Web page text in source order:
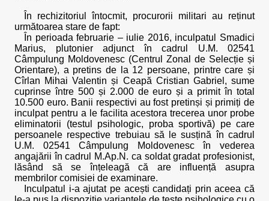
În rechizitoriul întocmit, procurorii militari au reținut
următoarea stare de fapt:
În perioada februarie – iulie 2016, inculpatul Smadici
Marius, plutonier adjunct în cadrul U.M. 02541
Câmpulung Moldovenesc (Centrul Zonal de Selecție și
Orientare), a pretins de la 12 persoane, printre care și
Cîrlan Mihai Valentin și Ceapă Cristian Gabriel, sume
cuprinse între 500 și 2.000 de euro și a primit în total
10.500 euro. Banii respectivi au fost pretinși și primiți de
inculpat pentru a le facilita acestora trecerea unor probe
eliminatorii (testul psihologic, proba sportivă) pe care
persoanele respective trebuiau să le susțină în cadrul
U.M. 02541 Câmpulung Moldovenesc în vederea
angajării în cadrul M.Ap.N. ca soldat gradat profesionist,
lăsând să se înțeleagă că are influență asupra
membrilor comisiei de examinare.
Inculpatul i-a ajutat pe acești candidați prin aceea că